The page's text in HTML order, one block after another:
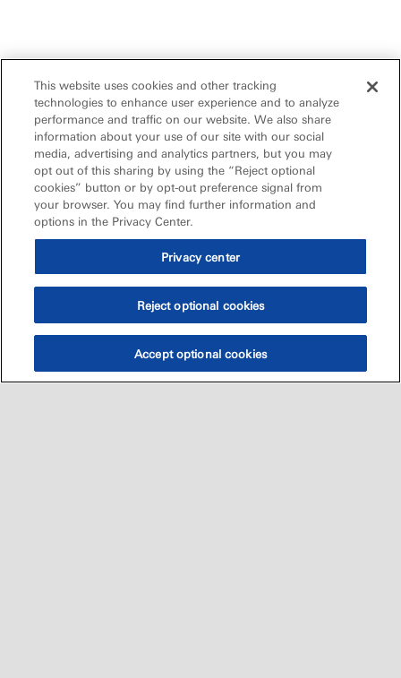
This website uses cookies and other tracking
technologies to enhance user experience and to analyze
performance and traffic on our website. We also share
information about your use of our site with our social
media, advertising and analytics partners, but you may
opt out of this sharing by using the “Reject optional
cookies” button or by opt-out preference signal from
your browser. You may find further information and
options in the Privacy Center.
Privacy center
Reject optional cookies
Accept optional cookies